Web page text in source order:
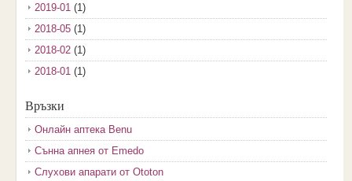
2019-01 (1)
2018-05(1)
2018-02(1)
2018-01 (1)
2017-11
2017-10(3)
2017-08(3)
2017-07(1)
Връзки
Онлайн аптека Benu
Сънна апнея от Emedo
Слухови апарати от Ototon